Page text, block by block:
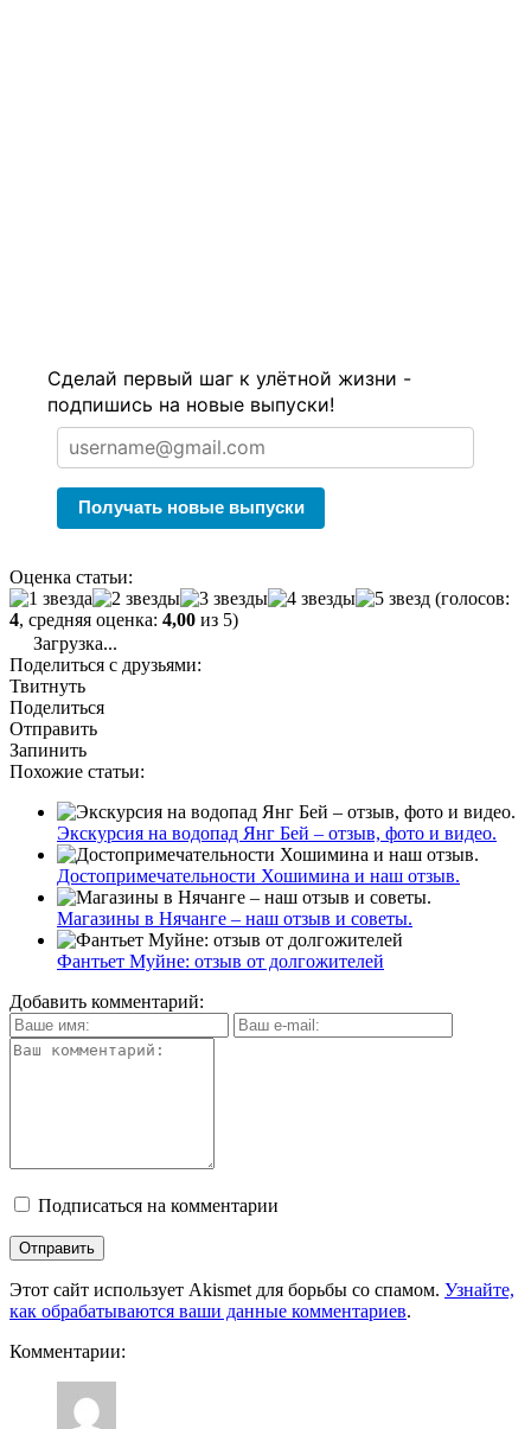
Сделай первый шаг к улётной жизни -
подпишись на новые выпуски!
Получать новые выпуски
Оценка статьи:
(голосов:
4, средняя оценка: 4,00 из 5)
Загрузка...
Поделиться с друзьями:
Твитнуть
Поделиться
Отправить
Запинить
Похожие статьи:
Экскурсия на водопад Янг Бей – отзыв, фото и видео.
Достопримечательности Хошимина и наш отзыв.
Магазины в Нячанге – наш отзыв и советы.
Фантьет Муйне: отзыв от долгожителей
Добавить комментарий:
Подписаться на комментарии
Этот сайт использует Akismet для борьбы со спамом. Узнайте,
как обрабатываются ваши данные комментариев.
Комментарии: